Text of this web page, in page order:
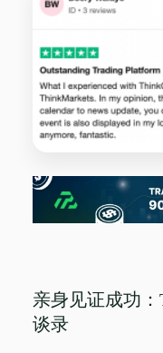
亲身见证成功
谈录